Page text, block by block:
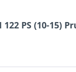
PS (10-15)